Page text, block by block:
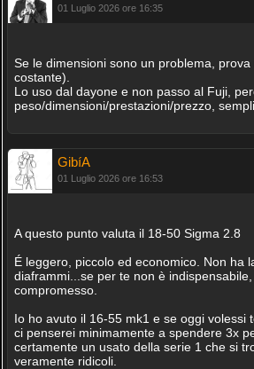
01 Luglio 2026 ore 16:35
Se le dimensioni sono un problema,
costante).
Lo uso dal dayone e non passo al Fuji,
peso/dimensioni/prestazioni/prezzo,
GibíA
01 Luglio 2026 ore 16:53
A questo punto valuta il 18-50 Sigma 2.8
É leggero, piccolo ed economico. Non ha
diaframmi...se per te non è
compromesso.
Io ho avuto il 16-55 mk1 e se oggi volessi
ci penserei minimamente a spendere 3x
certamente un usato della serie 1 che si
veramente ridicoli.